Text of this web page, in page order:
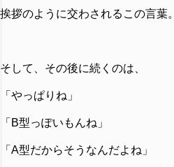
挨拶のように交わされるこの言葉。
そして、その後に続くのは、
「やっぱりね」
「B型っぽいもんね」
「A型だからそうなんだよね」